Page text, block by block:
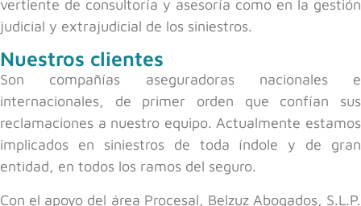
vertiente de consultoría y asesoría como en la gestión
judicial y extrajudicial de los siniestros.
Nuestros clientes
Son compañías aseguradoras nacionales e
internacionales, de primer orden que confían sus
reclamaciones a nuestro equipo. Actualmente estamos
implicados en siniestros de toda índole y de gran
entidad, en todos los ramos del seguro.
Con el apoyo del área Procesal, Belzuz Abogados, S.L.P.